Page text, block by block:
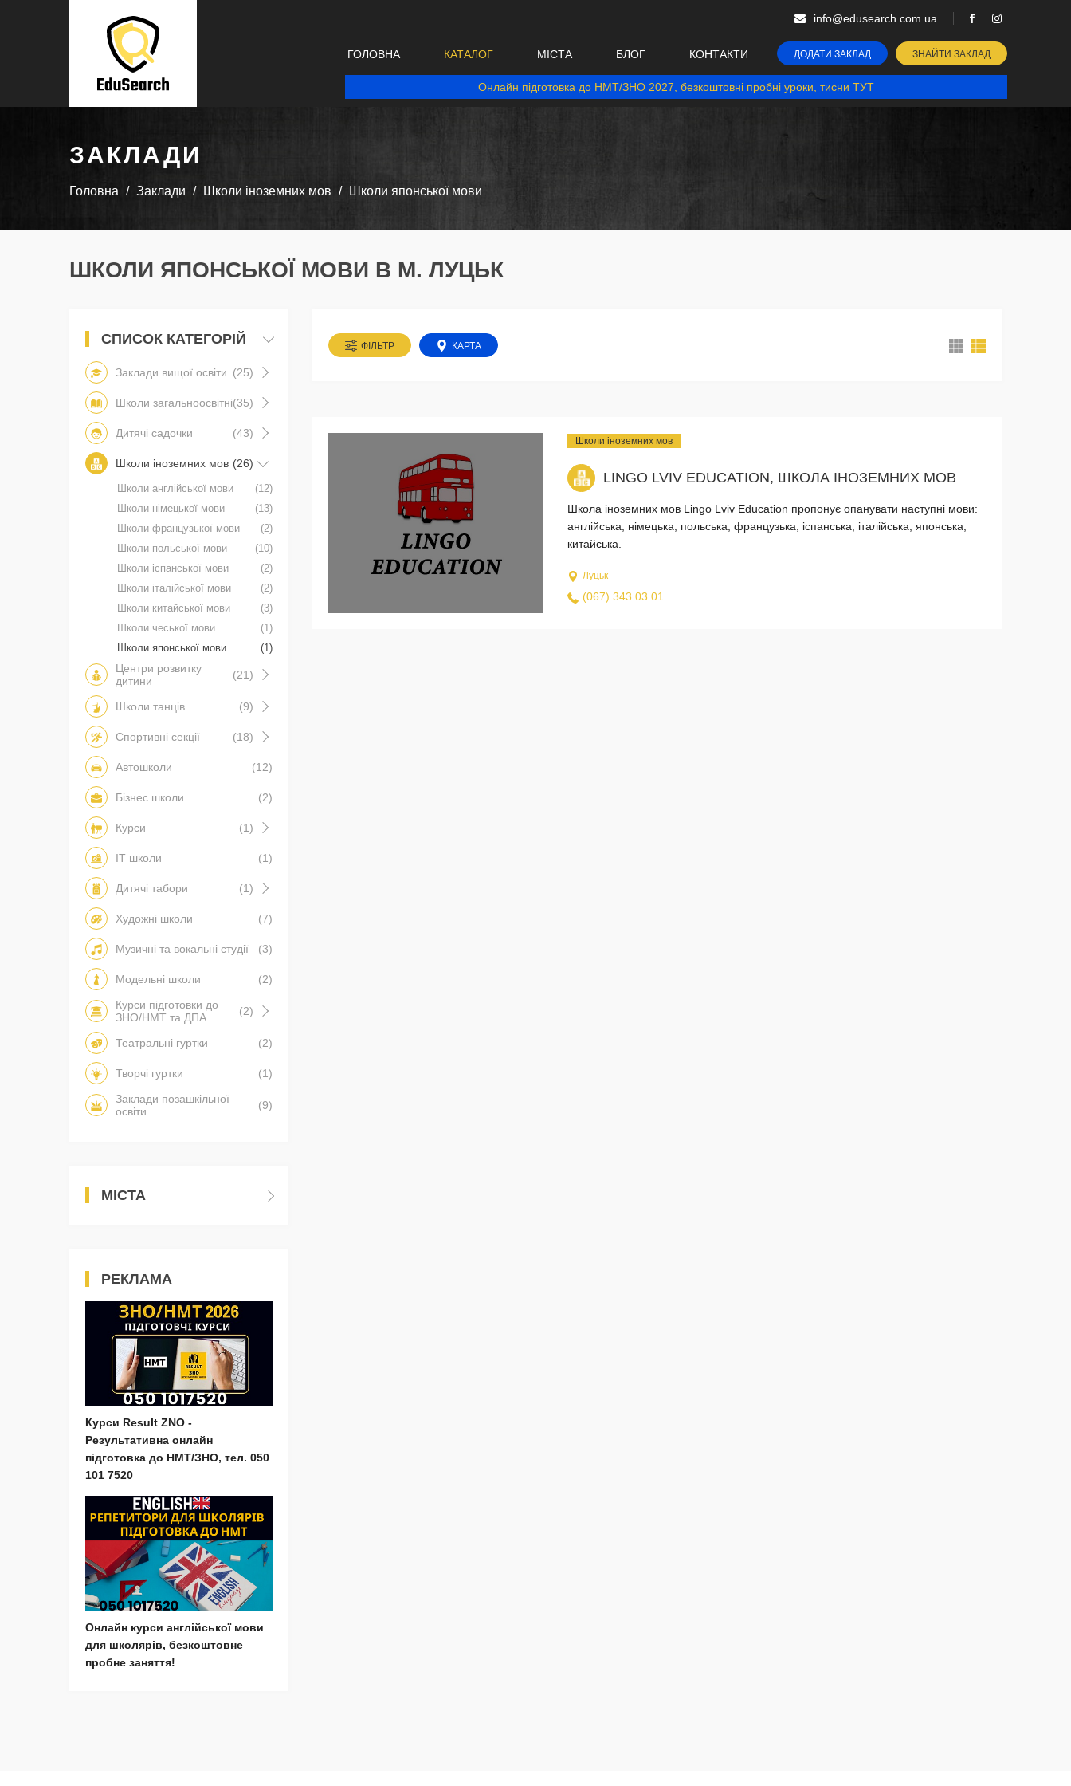
info@edusearch.com.ua
ГОЛОВНА КАТАЛОГ МІСТА БЛОГ КОНТАКТИ ДОДАТИ ЗАКЛАД ЗНАЙТИ ЗАКЛАД
Онлайн підготовка до НМТ/ЗНО 2027, безкоштовні пробні уроки, тисни ТУТ
ЗАКЛАДИ
Головна Заклади Школи іноземних мов Школи японської мови
ШКОЛИ ЯПОНСЬКОЇ МОВИ В М. ЛУЦЬК
ФІЛЬТР КАРТА
Школи іноземних мов
LINGO LVIV EDUCATION, ШКОЛА ІНОЗЕМНИХ МОВ
Школа іноземних мов Lingo Lviv Education пропонує опанувати наступні мови:
англійська, німецька, польська, французька, іспанська, італійська, японська,
китайська.
Луцьк
(067) 343 03 01
СПИСОК КАТЕГОРІЙ
Заклади вищої освіти (25)
Школи загальноосвітні(35)
Дитячі садочки (43)
Школи іноземних мов (26)
Школи англійської мови
(12)
Школи німецької мови
(13)
Школи французької мови
(2)
Школи польської мови
(10)
Школи іспанської мови
(2)
Школи італійської мови
(2)
Школи китайської мови
(3)
Школи чеської мови
(1)
Школи японської мови
(1)
Центри розвитку
дитини
(21)
Школи танців (9)
Спортивні секції (18)
Автошколи (12)
Бізнес школи (2)
Курси (1)
IT школи (1)
Дитячі табори (1)
Художні школи (7)
Музичні та вокальні студії (3)
Модельні школи
(2)
Курси підготовки до
ЗНО/НМТ та ДПА
(2)
Театральні гуртки (2)
Творчі гуртки
(1)
Заклади позашкільної
освіти
(9)
МІСТА
РЕКЛАМА
Курси Result ZNO -
Результативна онлайн
підготовка до НМТ/ЗНО, тел. 050
101 7520
Онлайн курси англійської мови
для школярів, безкоштовне
пробне заняття!